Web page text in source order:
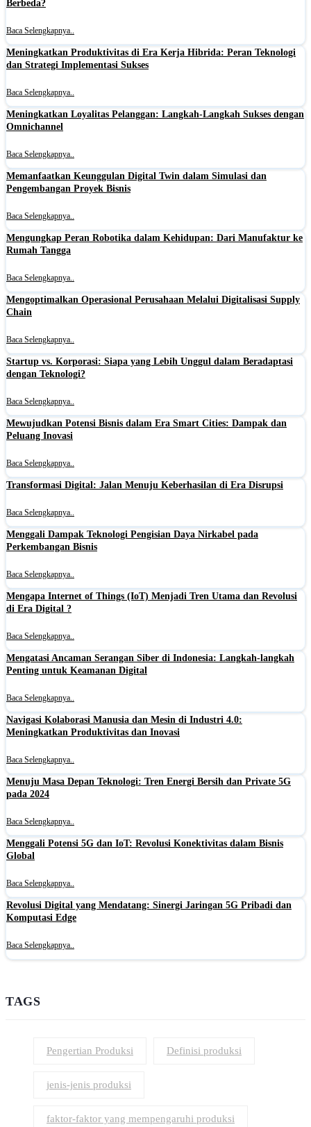
Berbeda?
Baca Selengkapnya..
Meningkatkan Produktivitas di Era Kerja Hibrida: Peran Teknologi
dan Strategi Implementasi Sukses
Baca Selengkapnya..
Meningkatkan Loyalitas Pelanggan: Langkah-Langkah Sukses dengan
Omnichannel
Baca Selengkapnya..
Memanfaatkan Keunggulan Digital Twin dalam Simulasi dan
Pengembangan Proyek Bisnis
Baca Selengkapnya..
Mengungkap Peran Robotika dalam Kehidupan: Dari Manufaktur ke
Rumah Tangga
Baca Selengkapnya..
Mengoptimalkan Operasional Perusahaan Melalui Digitalisasi Supply
Chain
Baca Selengkapnya..
Startup vs. Korporasi: Siapa yang Lebih Unggul dalam Beradaptasi
dengan Teknologi?
Baca Selengkapnya..
Mewujudkan Potensi Bisnis dalam Era Smart Cities: Dampak dan
Peluang Inovasi
Baca Selengkapnya..
Transformasi Digital: Jalan Menuju Keberhasilan di Era Disrupsi
Baca Selengkapnya..
Menggali Dampak Teknologi Pengisian Daya Nirkabel pada
Perkembangan Bisnis
Baca Selengkapnya..
Mengapa Internet of Things (IoT) Menjadi Tren Utama dan Revolusi
di Era Digital ?
Baca Selengkapnya..
Mengatasi Ancaman Serangan Siber di Indonesia: Langkah-langkah
Penting untuk Keamanan Digital
Baca Selengkapnya..
Navigasi Kolaborasi Manusia dan Mesin di Industri 4.0:
Meningkatkan Produktivitas dan Inovasi
Baca Selengkapnya..
Menuju Masa Depan Teknologi: Tren Energi Bersih dan Private 5G
pada 2024
Baca Selengkapnya..
Menggali Potensi 5G dan IoT: Revolusi Konektivitas dalam Bisnis
Global
Baca Selengkapnya..
Revolusi Digital yang Mendatang: Sinergi Jaringan 5G Pribadi dan
Komputasi Edge
Baca Selengkapnya..
TAGS
Pengertian Produksi Definisi produksi
jenis-jenis produksi
faktor-faktor yang mempengaruhi produksi